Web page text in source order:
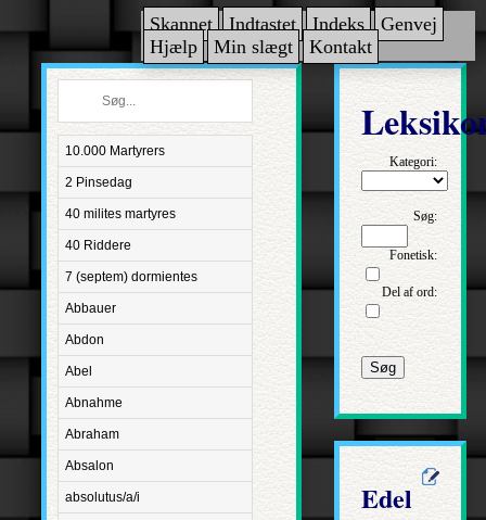
Skannet Indtastet Indeks
Genvej
Hjælp
Min slægt Kontakt
10.000 Martyrers
2 Pinsedag
40 milites martyres
40 Riddere
7 (septem) dormientes
Abbauer
Abdon
Abel
Abnahme
Abraham
Absalon
absolutus/a/i
Kategori:
Søg:
Fonetisk:
Del af ord:
Søg
Edel